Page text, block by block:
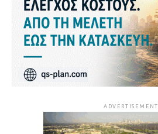
ADVERTISEMENT